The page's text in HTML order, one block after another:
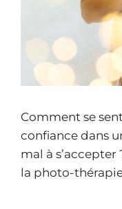
Comment se
confiance dans
mal à
la photo-